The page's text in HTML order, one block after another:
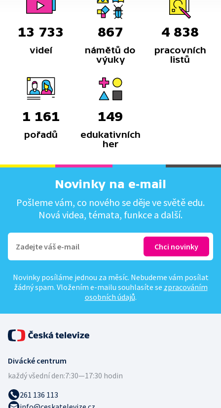
13 733
videí
867
námětů do
výuky
4 838
pracovních
listů
1 161
pořadů
149
edukativních
her
Novinky na e-mail
Pošleme vám, co nového se děje ve světě edu.
Nová videa, témata, funkce a další.
Novinky posíláme jednou za měsíc. Nebudeme vám posílat
žádný spam. Vložením e-mailu souhlasíte se zpracováním
osobních údajů.